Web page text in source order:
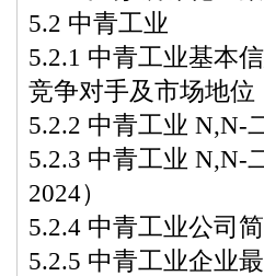
5.2 中青工业
5.2.1 中青工业基本
竞争对手及市场地位
5.2.2 中青工业 N,N-
5.2.3 中青工业 N,N-
2024）
5.2.4 中青工业公司
5.2.5 中青工业企业